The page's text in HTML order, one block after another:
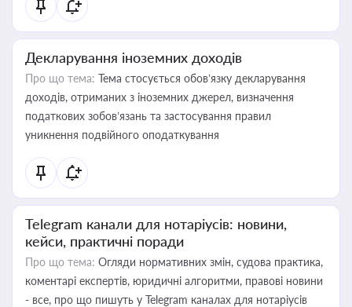
Декларування іноземних доходів
Про що тема: Тема стосується обов’язку декларування
доходів, отриманих з іноземних джерел, визначення
податкових зобов’язань та застосування правил
уникнення подвійного оподаткування
Telegram канали для нотаріусів: новини,
кейси, практичні поради
Про що тема: Огляди нормативних змін, судова практика,
коментарі експертів, юридичні алгоритми, правові новини
- все, про що пишуть у Telegram каналах для нотаріусів